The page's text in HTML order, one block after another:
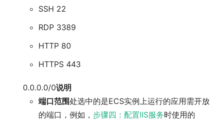
SSH 22
RDP 3389
HTTP 80
HTTPS 443
0.0.0.0/0说明
端口范围处选中的是ECS实例上运行的应用需开放
的端口，例如， 步骤四：配置IIS服务时使用的